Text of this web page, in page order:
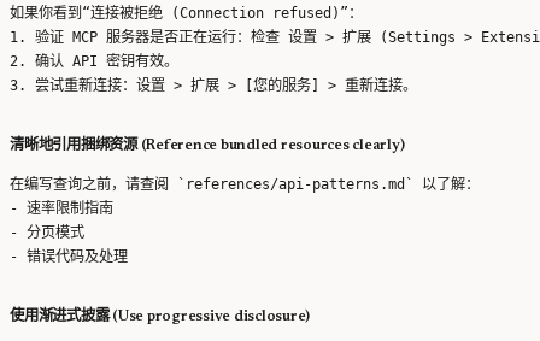
如果你看到“连接被拒绝 (Connection refused)”：
1. 验证 MCP 服务器是否正在运行：检查 设置 > 扩展 (Settings >
2. 确认 API 密钥有效。
清晰地引用捆绑资源 (Reference bundled resources clearly)
在编写查询之前，请查阅 `references/api-patterns.md` 以了解：
- 速率限制指南
- 分页模式
使用渐进式披露 (Use progressive disclosure)